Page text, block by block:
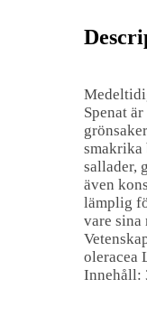
Spenat
smakrika
sallader,
även
lämplig
vare sina
oleracea
Innehåll: